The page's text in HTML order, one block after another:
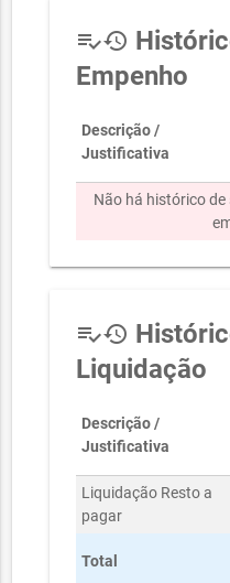
playlist_add_checkhistory
Empenho
Descrição /
Justificativa
Não há histórico
playlist_add_checkhistory
Liquidação
Descrição /
Justificativa
Liquidação Resto a
pagar
Total